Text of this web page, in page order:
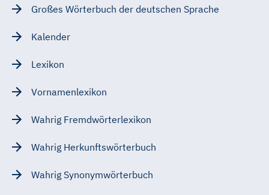
Großes Wörterbuch der deutschen Sprache
Kalender
Lexikon
Vornamenlexikon
Wahrig Fremdwörterlexikon
Wahrig Herkunftswörterbuch
Wahrig Synonymwörterbuch